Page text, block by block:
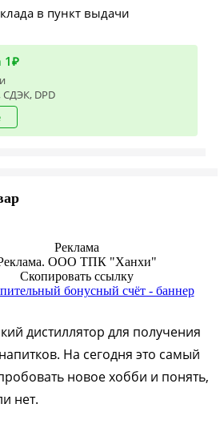
в пункт выдачи
1₽
DPD
Реклама
ООО ТПК "Ханхи"
Скопировать ссылку
дистиллятор для получения
На сегодня это самый
новое хобби и понять,
нет.